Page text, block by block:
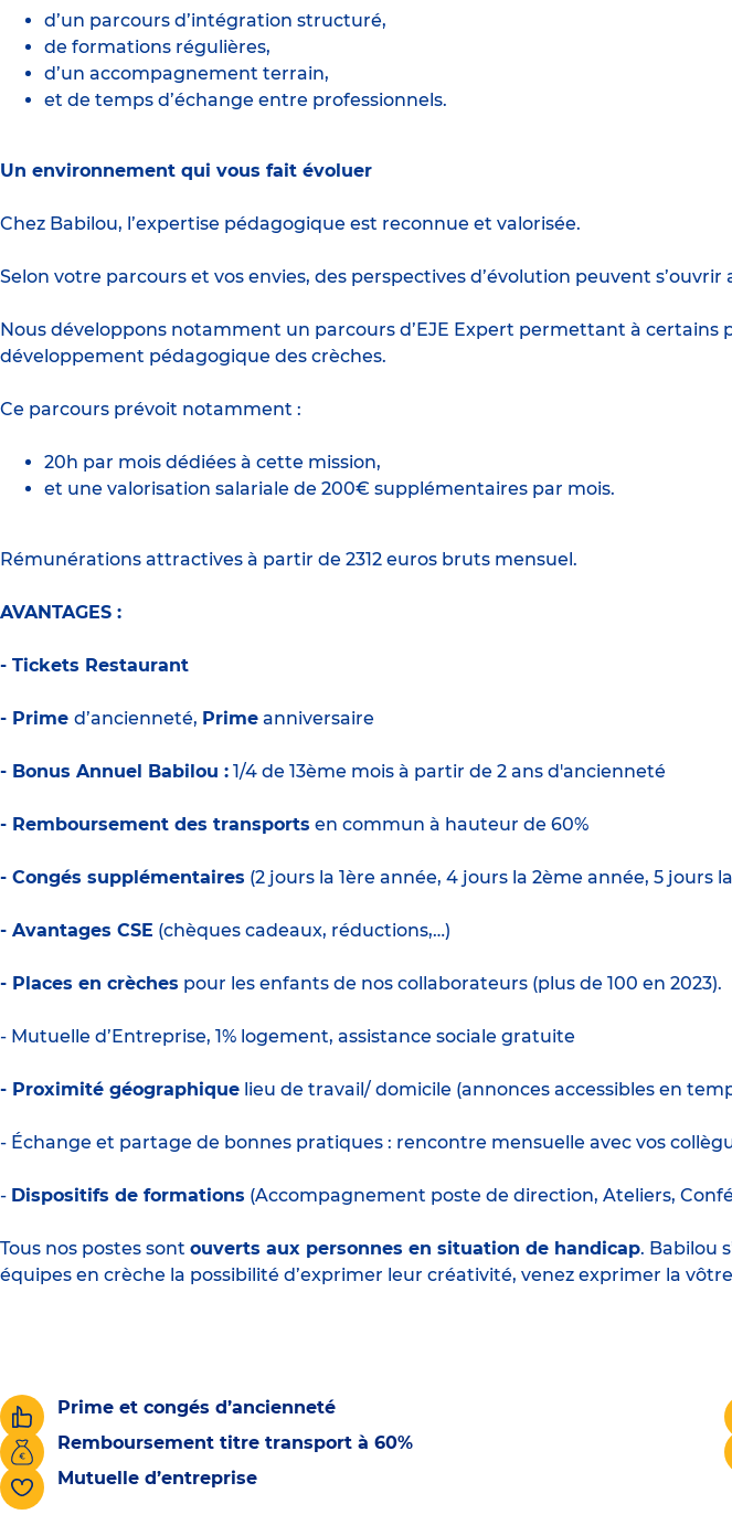
d’un parcours d’intégration structuré,
de formations régulières,
d’un accompagnement terrain,
et de temps d’échange entre professionnels.
Un environnement qui vous fait évoluer
Chez Babilou, l’expertise pédagogique est reconnue et valorisée.
Selon votre parcours et vos envies, des perspectives d’évolution peuvent
Nous développons notamment un parcours d’EJE Expert permettant à
développement pédagogique des crèches.
Ce parcours prévoit notamment :
20h par mois dédiées à cette mission,
et une valorisation salariale de 200€ supplémentaires par mois.
Rémunérations attractives à partir de 2312 euros bruts mensuel.
AVANTAGES :
- Tickets Restaurant
- Prime d’ancienneté, Prime anniversaire
- Bonus Annuel Babilou : 1/4 de 13ème mois à partir de 2 ans d'ancienneté
- Remboursement des transports en commun à hauteur de 60%
- Congés supplémentaires (2 jours la 1ère année, 4 jours la 2ème année, 5 jours
- Avantages CSE (chèques cadeaux, réductions,…)
- Places en crèches pour les enfants de nos collaborateurs (plus de 100 en 2023).
- Mutuelle d’Entreprise, 1% logement, assistance sociale gratuite
- Proximité géographique lieu de travail/ domicile (annonces accessibles en
- Échange et partage de bonnes pratiques : rencontre mensuelle avec vos
- Dispositifs de formations (Accompagnement poste de direction, Ateliers,
Tous nos postes sont ouverts aux personnes en situation de handicap. Babilou
équipes en crèche la possibilité d’exprimer leur créativité, venez exprimer la
Prime et congés d’ancienneté
Remboursement titre transport à 60%
Mutuelle d’entreprise